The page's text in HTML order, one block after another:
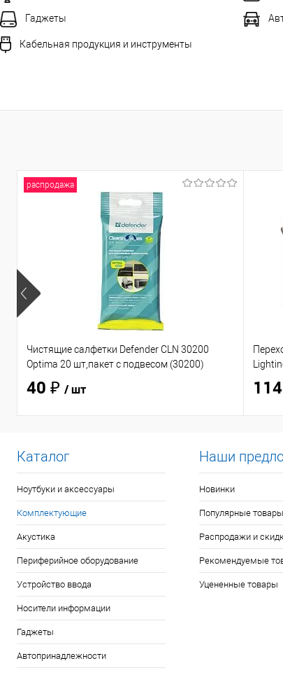
Гаджеты
Кабельная продукция и инструменты
распродажа
Чистящие салфетки Defender CLN 30200
Optima 20 шт,пакет с подвесом (30200)
40 ₽ / шт
Каталог
Ноутбуки и аксессуары
Комплектующие
Акустика
Периферийное оборудование
Устройство ввода
Носители информации
Гаджеты
Автопринадлежности
Наши
Новинки
Популярные товары
Распродажи и
Рекомендуемые
Уцененные товары